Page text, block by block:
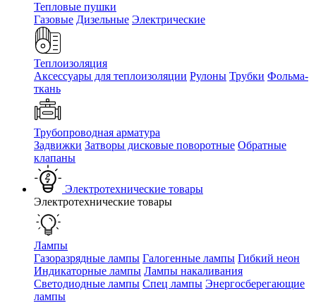
Тепловые пушки
Газовые Дизельные Электрические
Теплоизоляция
Аксессуары для теплоизоляции Рулоны Трубки Фольма-
ткань
Трубопроводная арматура
Задвижки Затворы дисковые поворотные Обратные
клапаны
Электротехнические товары
Электротехнические товары
Лампы
Газоразрядные лампы Галогенные лампы Гибкий неон
Индикаторные лампы Лампы накаливания
Светодиодные лампы Спец лампы Энергосберегающие
лампы